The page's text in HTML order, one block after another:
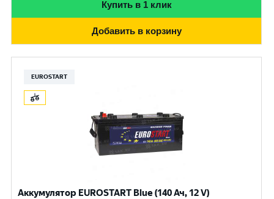
Купить в 1 клик
Добавить в корзину
EUROSTART
Аккумулятор EUROSTART Blue (140 Ач, 12 V)